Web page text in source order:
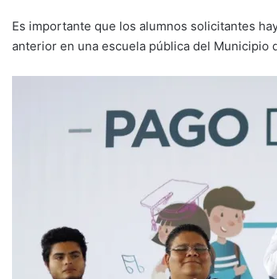
Es importante que los alumnos solicitantes
anterior en una escuela pública del Municipio